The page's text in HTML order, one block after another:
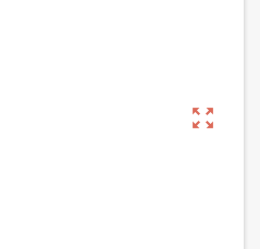
zoom_out_map